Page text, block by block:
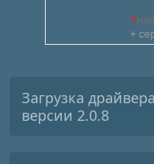
Загрузка
версии 2.0.8